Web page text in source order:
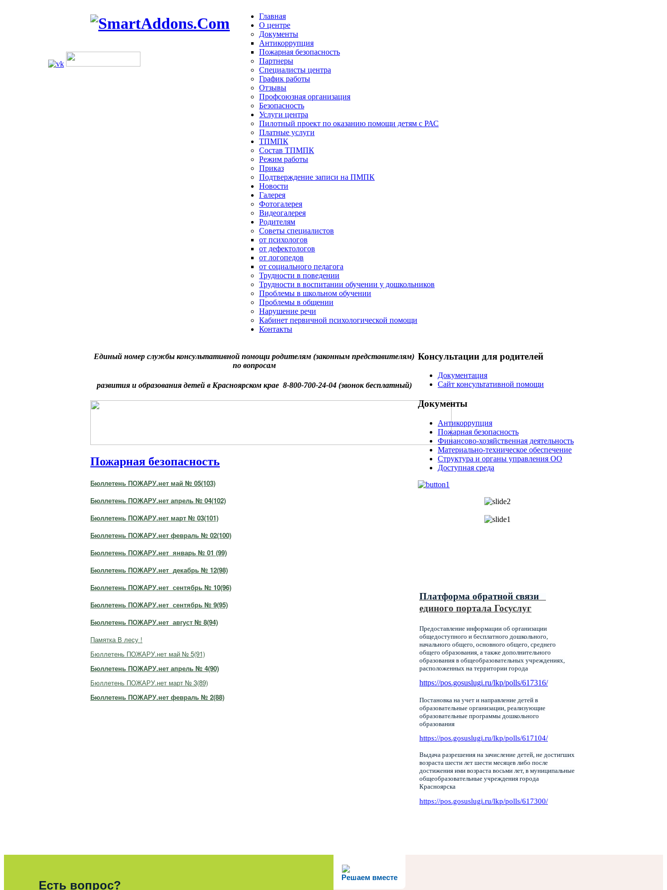
Главная
О центре
Документы
Антикоррупция
Пожарная безопасность
Партнеры
Специалисты центра
График работы
Отзывы
Профсоюзная организация
Безопасность
Услуги центра
Пилотный проект по оказанию помощи детям с РАС
Платные услуги
ТПМПК
Состав ТПМПК
Режим работы
Приказ
Подтверждение записи на ПМПК
Новости
Галерея
Фотогалерея
Видеогалерея
Родителям
Советы специалистов
от психологов
от дефектологов
от логопедов
от социального педагога
Трудности в поведении
Трудности в воспитании обучении у дошкольников
Проблемы в школьном обучении
Проблемы в общении
Нарушение речи
Кабинет первичной психологической помощи
Контакты
Единый номер службы консультативной помощи родителям (законным представителям)
по вопросам
развития и образования детей в Красноярском крае 8-800-700-24-04 (звонок бесплатный)
Пожарная безопасность
Бюллетень ПОЖАРУ.нет май № 05(103)
Бюллетень ПОЖАРУ.нет апрель № 04(102)
Бюллетень ПОЖАРУ.нет март № 03(101)
Бюллетень ПОЖАРУ.нет февраль № 02(100)
Бюллетень ПОЖАРУ.нет январь № 01 (99)
Бюллетень ПОЖАРУ.нет декабрь № 12(98)
Бюллетень ПОЖАРУ.нет сентябрь № 10(96)
Бюллетень ПОЖАРУ.нет сентябрь № 9(95)
Бюллетень ПОЖАРУ.нет август № 8(94)
Памятка В лесу !
Бюллетень ПОЖАРУ.нет май № 5(91)
Бюллетень ПОЖАРУ.нет апрель № 4(90)
Бюллетень ПОЖАРУ.нет март № 3(89)
Бюллетень ПОЖАРУ.нет февраль № 2(88)
Консультации для родителей
Документация
Сайт консультативной помощи
Документы
Антикоррупция
Пожарная безопасность
Финансово-хозяйственная деятельность
Материально-техническое обеспечение
Структура и органы управления ОО
Доступная среда
Платформа обратной связи
единого портала Госуслуг
Предоставление информации об организации
общедоступного и бесплатного дошкольного,
начального общего, основного общего, среднего
общего образования, а также дополнительного
образования в общеобразовательных учреждениях,
расположенных на территории города
https://pos.gosuslugi.ru/lkp/polls/617316/
Постановка на учет и направление детей в
образовательные организации, реализующие
образовательные программы дошкольного
образования
https://pos.gosuslugi.ru/lkp/polls/617104/
Выдача разрешения на зачисление детей, не достигших
возраста шести лет шести месяцев либо после
достижения ими возраста восьми лет, в муниципальные
общеобразовательные учреждения города
Красноярска
https://pos.gosuslugi.ru/lkp/polls/617300/
Решаем вместе
Есть вопрос?